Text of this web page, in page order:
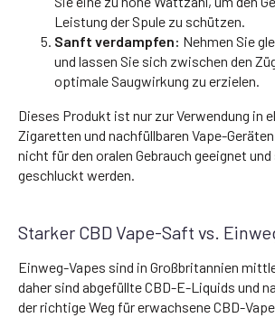
Leistung der Spule zu schützen.
Sanft verdampfen: Nehmen Sie
und lassen Sie sich zwischen den
optimale Saugwirkung zu erzielen.
Dieses Produkt ist nur zur Verwendung in
Zigaretten und nachfüllbaren Vape-
nicht für den oralen Gebrauch geeignet
geschluckt werden.
Starker CBD Vape-Saft vs.
Einweg-Vapes sind in Großbritannien
daher sind abgefüllte CBD-E-Liquids und
der richtige Weg für erwachsene CBD-